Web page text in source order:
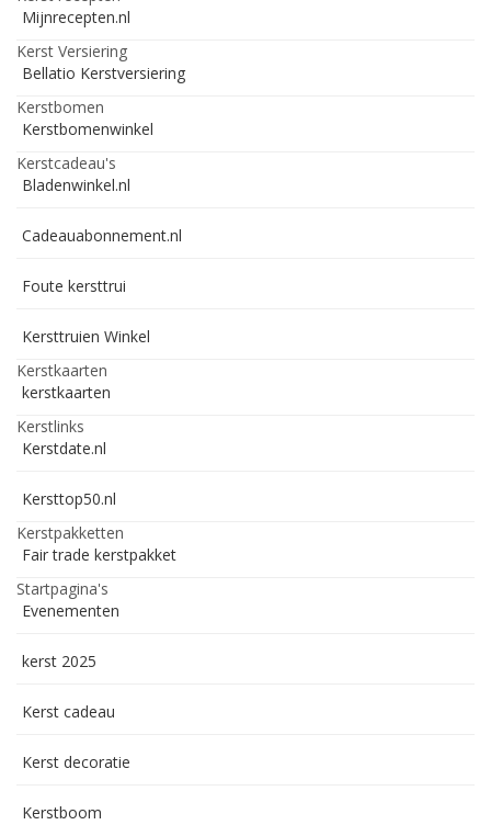
Mijnrecepten.nl
Kerst Versiering
Bellatio Kerstversiering
Kerstbomen
Kerstbomenwinkel
Kerstcadeau's
Bladenwinkel.nl
Cadeauabonnement.nl
Foute kersttrui
Kersttruien Winkel
Kerstkaarten
kerstkaarten
Kerstlinks
Kerstdate.nl
Kersttop50.nl
Kerstpakketten
Fair trade kerstpakket
Startpagina's
Evenementen
kerst 2025
Kerst cadeau
Kerst decoratie
Kerstboom